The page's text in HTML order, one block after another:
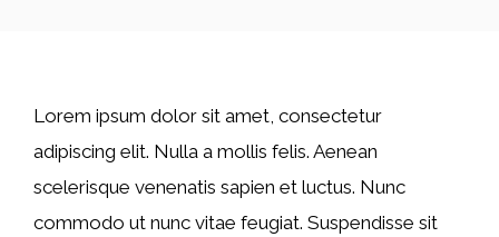
Lorem ipsum dolor sit amet, consectetur
adipiscing elit. Nulla a mollis felis. Aenean
scelerisque venenatis sapien et luctus. Nunc
commodo ut nunc vitae feugiat. Suspendisse sit